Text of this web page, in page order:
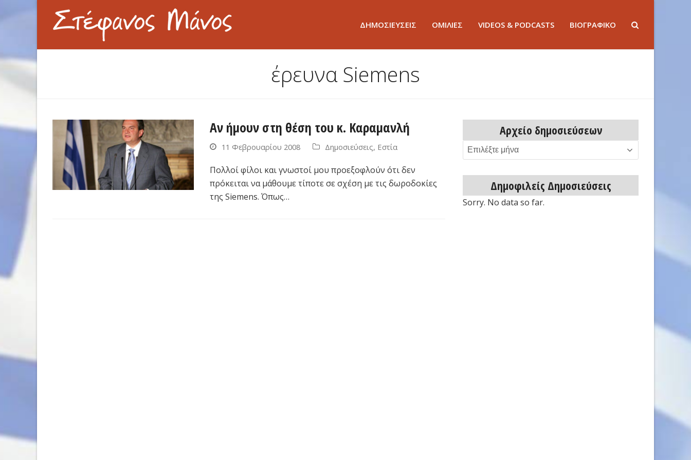
ΔΗΜΟΣΙΕΥΣΕΙΣ ΟΜΙΛΙΕΣ VIDEOS & PODCASTS ΒΙΟΓΡΑΦΙΚΟ
έρευνα Siemens
Αν ήμουν στη θέση του κ. Καραμανλή
11 Φεβρουαρίου 2008 Δημοσιεύσεις, Εστία
Πολλοί φίλοι και γνωστοί μου προεξοφλούν ότι δεν
πρόκειται να μάθουμε τίποτε σε σχέση με τις δωροδοκίες
της Siemens. Όπως…
Αρχείο δημοσιεύσεων
Αρχείο
δημοσιεύσεων
Δημοφιλείς Δημοσιεύσεις
Sorry. No data so far.